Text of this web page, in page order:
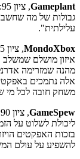
Gameplant
גבולות של מה
עלילתית".
MondoXbox
איזון מושלם שמשלב
מהנה שמזרימה
אלה נתמכים
משחק חובה לכל מי
GameSpew
ליכולת לשלוט על
בזכות האפקטים
להשפיע על עולם